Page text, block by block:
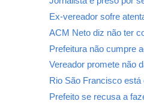
Ex-vereador sofre
ACM Neto diz não ter
Prefeitura não cumpre
Vereador promete não
Rio São Francisco
Prefeito se recusa a